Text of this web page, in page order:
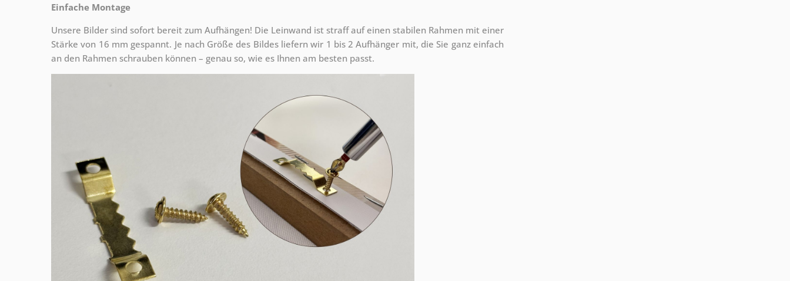
Einfache Montage
Unsere Bilder sind sofort bereit zum Aufhängen! Die Leinwand ist straff auf einen stabilen Rahmen mit einer
Stärke von 16 mm gespannt. Je nach Größe des Bildes liefern wir 1 bis 2 Aufhänger mit, die Sie ganz einfach
an den Rahmen schrauben können – genau so, wie es Ihnen am besten passt.